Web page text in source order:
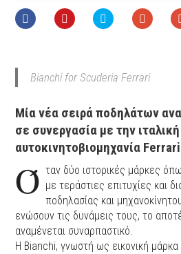
Bianchi for Scuderia Ferrari
Μία νέα σειρά ποδηλάτων
σε συνεργασία με την ιταλική
αυτοκινητοβιομηχανία
Ό ταν δύο ιστορικές μάρκες
με τεράστιες επιτυχίες και
ποδηλασίας και
ενώσουν τις δυνάμεις τους, το
αναμένεται συναρπαστικό.
Η Bianchi, γνωστή ως εικονική